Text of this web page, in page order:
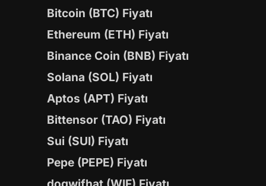
Bitcoin (BTC) Fiyatı
Ethereum (ETH) Fiyatı
Binance Coin (BNB) Fiyatı
Solana (SOL) Fiyatı
Aptos (APT) Fiyatı
Bittensor (TAO) Fiyatı
Sui (SUI) Fiyatı
Pepe (PEPE) Fiyatı